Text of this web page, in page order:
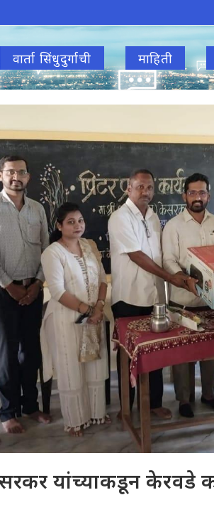
वार्ता सिंधुदुर्गाची माहिती
यांच्याकडून केरवडे